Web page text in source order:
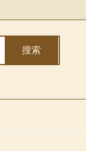
搜索